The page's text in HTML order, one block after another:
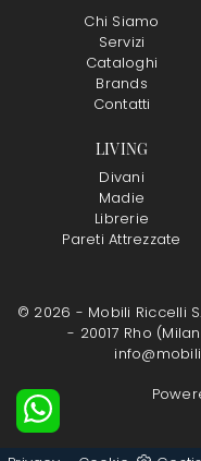
Chi Siamo
Servizi
Cataloghi
Brands
Contatti
LIVING
Divani
Madie
Librerie
Pareti Attrezzate
© 2026 - Mobili Riccelli
- 20017 Rho